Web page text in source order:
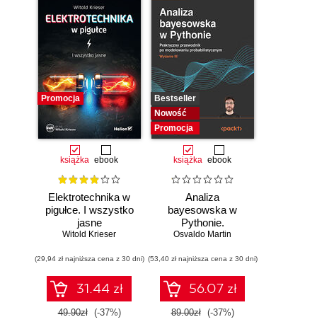
Promocja
książka ebook
Elektrotechnika w
pigułce. I wszystko
jasne
Witold Krieser
(29,94 zł najniższa cena z 30 dni)
31.44 zł
49.90zł (-37%)
Bestseller
Nowość
Promocja
książka ebook
Analiza
bayesowska w
Pythonie.
Praktyczny
modelowaniu
probabilistycznym.
Wydanie III
Osvaldo Martin
(53,40 zł najniższa cena z 30 dni)
56.07 zł
89.00zł (-37%)